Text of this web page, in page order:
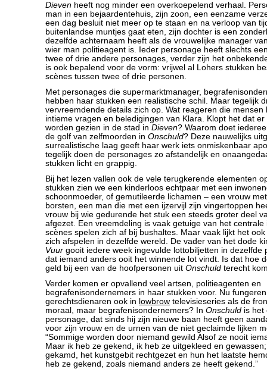
Dieven heeft nog minder een overkoepelend verhaal.
man in een bejaardentehuis, zijn zoon, een eenzame
een dag besluit niet meer op te staan en na verloop van
buitenlandse muntjes gaat eten, zijn dochter is een
dezelfde achternaam heeft als de vrouwelijke manager
wier man politieagent is. Ieder personage heeft slechts
twee of drie andere personages, verder zijn het
is ook bepalend voor de vorm: vrijwel al Lohers stukken
scènes tussen twee of drie personen.
Met personages die supermarktmanager,
hebben haar stukken een realistische schil. Maar tegelijk
vervreemdende details zich op. Wat reageren die mensen
intieme vragen en beledigingen van Klara. Klopt het dat
worden gezien in de stad in Dieven? Waarom doet
de golf van zelfmoorden in Onschuld? Deze nauwelijks
surrealistische laag geeft haar werk iets onmiskenbaar
tegelijk doen de personages zo afstandelijk en
stukken licht en grappig.
Bij het lezen vallen ook de vele terugkerende elementen
stukken zien we een kinderloos echtpaar met een
schoonmoeder, of gemutileerde lichamen – een vrouw
borsten, een man die met een ijzervijl zijn vingertoppen
vrouw bij wie gedurende het stuk een steeds groter deel
afgezet. Een vreemdeling is vaak getuige van het
scènes spelen zich af bij bushaltes. Maar vaak lijkt het
zich afspelen in dezelfde wereld. De vader van het dode
Vuur gooit iedere week ingevulde lottobiljetten in dezelfde
dat iemand anders ooit het winnende lot vindt. Is dat hoe
geld bij een van de hoofpersonen uit Onschuld terecht
Verder komen er opvallend veel artsen, politieagenten en
begrafenisondernemers in haar stukken voor. Nu
gerechtsdienaren ook in lowbrow televisieseries als de
moraal, maar begrafenisondernemers? In Onschuld is het
personage, dat sinds hij zijn nieuwe baan heeft geen
voor zijn vrouw en de urnen van de niet geclaimde lijken
“Sommige worden door niemand gewild Alsof ze nooit
Maar ik heb ze gekend, ik heb ze uitgekleed en
gekamd, het kunstgebit rechtgezet en hun het laatste
heb ze gekend, zoals niemand anders ze heeft gekend.”